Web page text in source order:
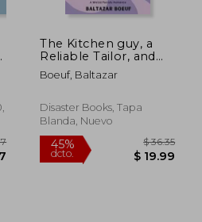
The Kitchen guy, a
Reliable Tailor, and
the Wicked, Lying
and Treacherous Rival
Boeuf, Baltazar
Disaster Books, Tapa
Blanda, Nuevo